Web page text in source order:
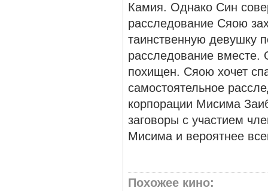
Камия. Однако Син
раcследование Сяою
таинственную девушку
расследование вместе.
похищен. Сяою хочет
самостоятельное
корпорации Мисима
заговоры с участием
Мисима и вероятнее
Похожее кино: